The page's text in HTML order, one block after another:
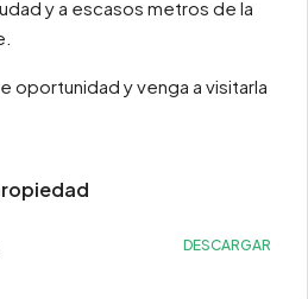
y a escasos metros de la
oportunidad y venga a visitarla
DESCARGAR